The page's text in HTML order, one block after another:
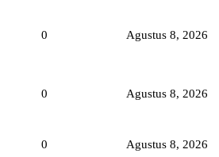
0 Agustus 8, 2026
0 Agustus 8, 2026
0 Agustus 8, 2026